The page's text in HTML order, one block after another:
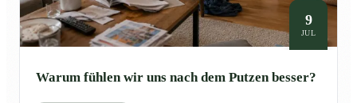
9
JUL
Warum fühlen wir uns nach dem Putzen besser?